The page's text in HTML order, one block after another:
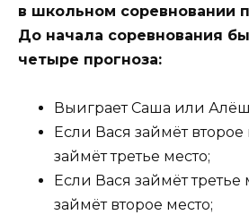
в школьном соревновании
До начала соревнования
четыре прогноза:
Выиграет Саша или
Если Вася займёт второе
займёт третье место;
Если Вася займёт третье
займёт второе место;